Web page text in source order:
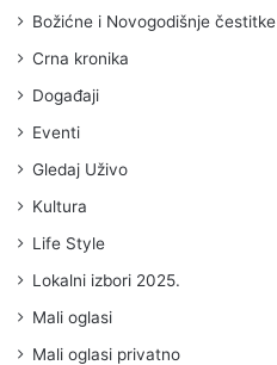
Božićne i Novogodišnje čestitke
Crna kronika
Događaji
Eventi
Gledaj Uživo
Kultura
Life Style
Lokalni izbori 2025.
Mali oglasi
Mali oglasi privatno